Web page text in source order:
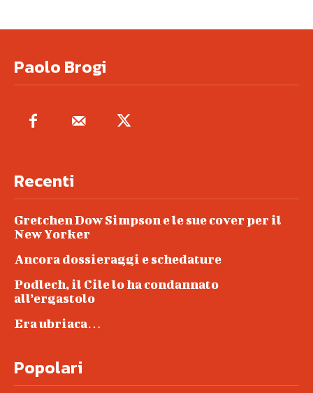
Paolo Brogi
Recenti
Gretchen Dow Simpson e le sue cover per il
New Yorker
Ancora dossieraggi e schedature
Podlech, il Cile lo ha condannato
all’ergastolo
Era ubriaca…
Popolari